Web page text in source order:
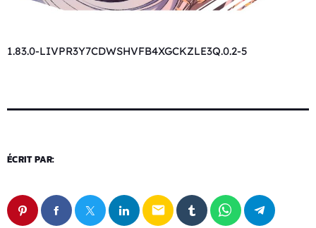
1.83.0-LIVPR3Y7CDWSHVFB4XGCKZLE3Q.0.2-5
ÉCRIT PAR:
email